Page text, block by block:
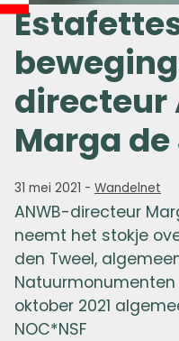
directeur
Marga
31 mei 2021 - Wandelnet
ANWB-directeur
neemt het stokje
den Tweel,
oktober 2021
NOC*NSF